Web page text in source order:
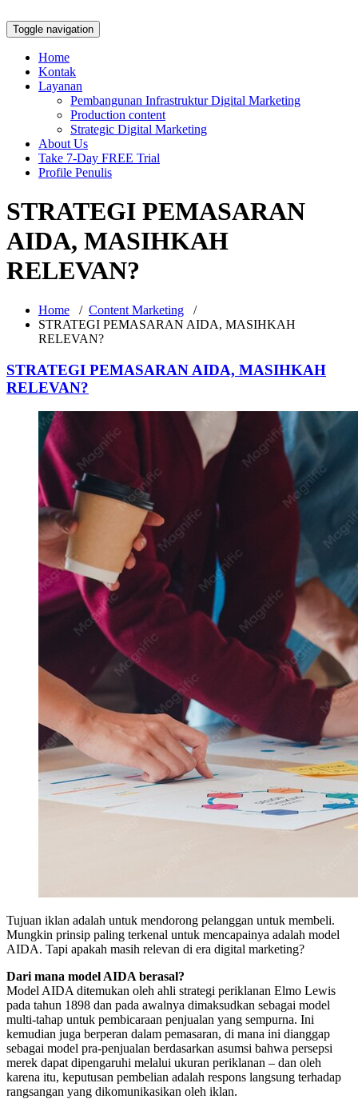
Toggle navigation
Home
Kontak
Layanan
Pembangunan Infrastruktur Digital Marketing
Production content
Strategic Digital Marketing
About Us
Take 7-Day FREE Trial
Profile Penulis
STRATEGI PEMASARAN
AIDA, MASIHKAH
RELEVAN?
Home / Content Marketing /
STRATEGI PEMASARAN AIDA, MASIHKAH
RELEVAN?
STRATEGI PEMASARAN AIDA, MASIHKAH
RELEVAN?
Tujuan iklan adalah untuk mendorong pelanggan untuk membeli.
Mungkin prinsip paling terkenal untuk mencapainya adalah model
AIDA. Tapi apakah masih relevan di era digital marketing?
Dari mana model AIDA berasal?
Model AIDA ditemukan oleh ahli strategi periklanan Elmo Lewis
pada tahun 1898 dan pada awalnya dimaksudkan sebagai model
multi-tahap untuk pembicaraan penjualan yang sempurna. Ini
kemudian juga berperan dalam pemasaran, di mana ini dianggap
sebagai model pra-penjualan berdasarkan asumsi bahwa persepsi
merek dapat dipengaruhi melalui ukuran periklanan – dan oleh
karena itu, keputusan pembelian adalah respons langsung terhadap
rangsangan yang dikomunikasikan oleh iklan.